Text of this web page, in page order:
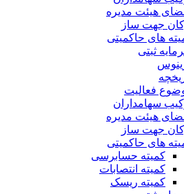
هیئت مدیره
جهت ساز
های حاکمیتی
ثبتی
فعالیت
سهامداران
هیئت مدیره
جهت ساز
های حاکمیتی
کمیته حسابرسی
کمیته انتصابات
کمیته ریسک